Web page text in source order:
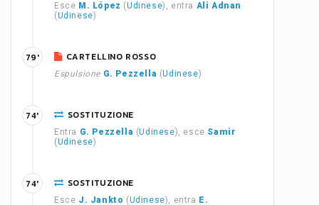
Esce M. López (Udinese), entra Ali Adnan
(Udinese)
CARTELLINO ROSSO
Espulsione G. Pezzella (Udinese)
79'
SOSTITUZIONE
Entra G. Pezzella (Udinese), esce Samir
(Udinese)
74'
SOSTITUZIONE
Esce J. Jankto (Udinese), entra E.
74'